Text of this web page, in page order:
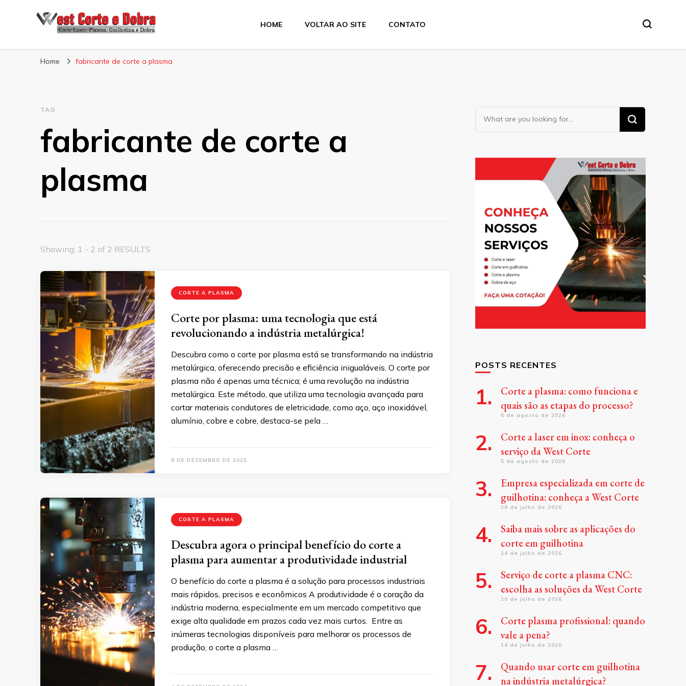
Blog West Corte e Dobra
HOME VOLTAR AO SITE CONTATO
Home fabricante de corte a plasma
TAG
fabricante de corte a
plasma
Showing: 1 - 2 of 2 RESULTS
CORTE A PLASMA
Corte por plasma: uma tecnologia que está
revolucionando a indústria metalúrgica!
Descubra como o corte por plasma está se transformando na indústria
metalúrgica, oferecendo precisão e eficiência inigualáveis. O corte por
plasma não é apenas uma técnica; é uma revolução na indústria
metalúrgica. Este método, que utiliza uma tecnologia avançada para
cortar materiais condutores de eletricidade, como aço, aço inoxidável,
alumínio, cobre e cobre, destaca-se pela …
8 DE DEZEMBRO DE 2025
CORTE A PLASMA
Descubra agora o principal benefício do corte a
plasma para aumentar a produtividade industrial
O benefício do corte a plasma é a solução para processos industriais
mais rápidos, precisos e econômicos A produtividade é o coração da
indústria moderna, especialmente em um mercado competitivo que
exige alta qualidade em prazos cada vez mais curtos. Entre as
inúmeras tecnologias disponíveis para melhorar os processos de
produção, o corte a plasma …
Looking
for
POSTS RECENTES
Corte a plasma: como funciona e
quais são as etapas do processo?
6 de agosto de 2026
Corte a laser em inox: conheça o
serviço da West Corte
5 de agosto de 2026
Empresa especializada em corte de
guilhotina: conheça a West Corte
28 de julho de 2026
Saiba mais sobre as aplicações do
corte em guilhotina
24 de julho de 2026
Serviço de corte a plasma CNC:
escolha as soluções da West Corte
20 de julho de 2026
Corte plasma profissional: quando
vale a pena?
14 de julho de 2026
Quando usar corte em guilhotina
na indústria metalúrgica?